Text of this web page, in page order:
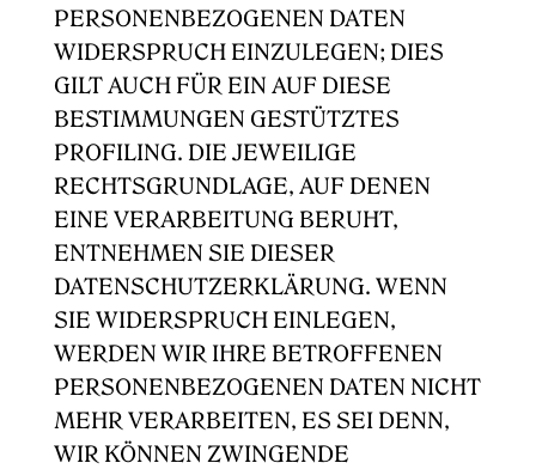
PERSONENBEZOGENEN DATEN
WIDERSPRUCH EINZULEGEN; DIES
GILT AUCH FÜR EIN AUF DIESE
BESTIMMUNGEN GESTÜTZTES
PROFILING. DIE JEWEILIGE
RECHTSGRUNDLAGE, AUF DENEN
EINE VERARBEITUNG BERUHT,
ENTNEHMEN SIE DIESER
DATENSCHUTZERKLÄRUNG. WENN
SIE WIDERSPRUCH EINLEGEN,
WERDEN WIR IHRE BETROFFENEN
PERSONENBEZOGENEN DATEN NICHT
MEHR VERARBEITEN, ES SEI DENN,
WIR KÖNNEN ZWINGENDE